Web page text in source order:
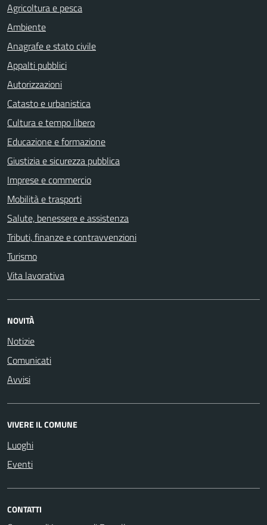
Agricoltura e pesca
Ambiente
Anagrafe e stato civile
Appalti pubblici
Autorizzazioni
Catasto e urbanistica
Cultura e tempo libero
Educazione e formazione
Giustizia e sicurezza pubblica
Imprese e commercio
Mobilità e trasporti
Salute, benessere e assistenza
Tributi, finanze e contravvenzioni
Turismo
Vita lavorativa
NOVITÀ
Notizie
Comunicati
Avvisi
VIVERE IL COMUNE
Luoghi
Eventi
CONTATTI